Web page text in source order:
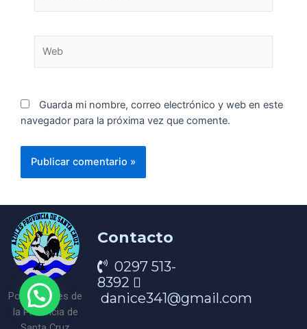
Guarda mi nombre, correo electrónico y web en este
navegador para la próxima vez que comente.
Portal Azules de
la Provincia de
Contacto
0297 513-
8392
danice341@gmail.com